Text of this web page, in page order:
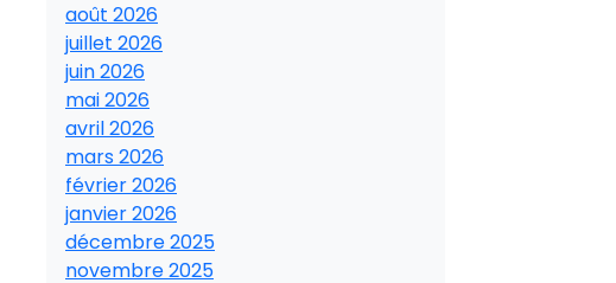
août 2026
juillet 2026
juin 2026
mai 2026
avril 2026
mars 2026
février 2026
janvier 2026
décembre 2025
novembre 2025